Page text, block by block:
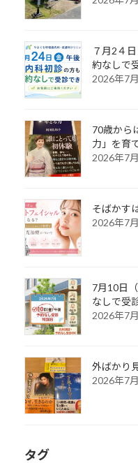
７月2４
約なしで
2026年7
70歳から
力」を育
2026年7
そばかす
2026年7
7月10日
なしで受
2026年7
外ばかり
2026年7
タグ